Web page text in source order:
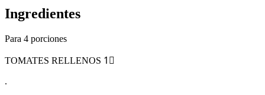
Ingredientes
Para 4 porciones
TOMATES RELLENOS 1⃣
.